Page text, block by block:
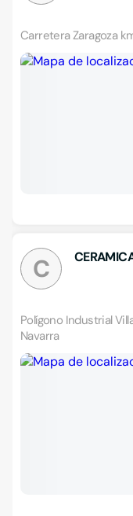
Carretera Zaragoza
C
Polígono Industrial
Navarra